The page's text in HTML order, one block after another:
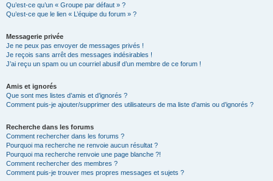
Qu’est-ce qu’un « Groupe par défaut » ?
Qu’est-ce que le lien « L’équipe du forum » ?
Messagerie privée
Je ne peux pas envoyer de messages privés !
Je reçois sans arrêt des messages indésirables !
J’ai reçu un spam ou un courriel abusif d’un membre de ce forum !
Amis et ignorés
Que sont mes listes d’amis et d’ignorés ?
Comment puis-je ajouter/supprimer des utilisateurs de ma liste d’amis ou d’ignorés ?
Recherche dans les forums
Comment rechercher dans les forums ?
Pourquoi ma recherche ne renvoie aucun résultat ?
Pourquoi ma recherche renvoie une page blanche ?!
Comment rechercher des membres ?
Comment puis-je trouver mes propres messages et sujets ?